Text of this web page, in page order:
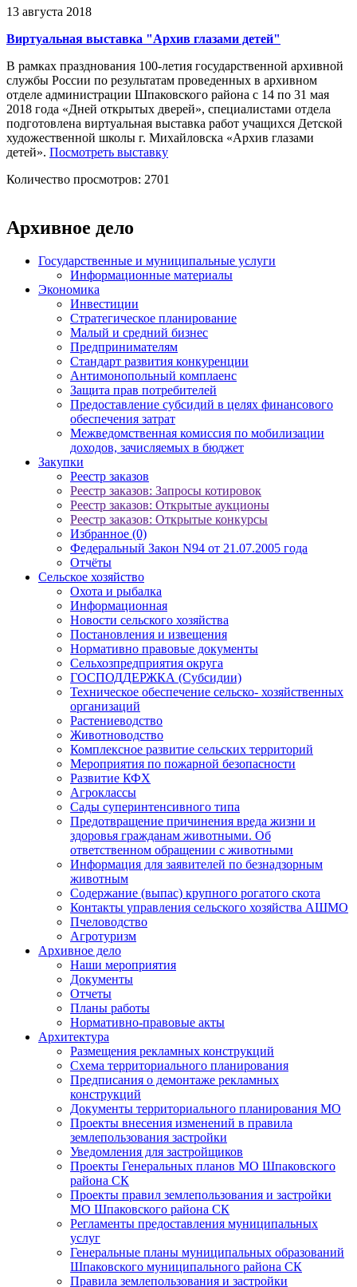
13 августа 2018
Виртуальная выставка "Архив глазами детей"
В рамках празднования 100-летия государственной архивной
службы России по результатам проведенных в архивном
отделе администрации Шпаковского района с 14 по 31 мая
2018 года «Дней открытых дверей», специалистами отдела
подготовлена виртуальная выставка работ учащихся Детской
художественной школы г. Михайловска «Архив глазами
детей». Посмотреть выставку
Количество просмотров: 2701
Архивное дело
Государственные и муниципальные услуги
Информационные материалы
Экономика
Инвестиции
Стратегическое планирование
Малый и средний бизнес
Предпринимателям
Стандарт развития конкуренции
Антимонопольный комплаенс
Защита прав потребителей
Предоставление субсидий в целях финансового
обеспечения затрат
Межведомственная комиссия по мобилизации
доходов, зачисляемых в бюджет
Закупки
Реестр заказов
Реестр заказов: Запросы котировок
Реестр заказов: Открытые аукционы
Реестр заказов: Открытые конкурсы
Избранное (0)
Федеральный Закон N94 от 21.07.2005 года
Отчёты
Сельское хозяйство
Охота и рыбалка
Информационная
Новости сельского хозяйства
Постановления и извещения
Нормативно правовые документы
Сельхозпредприятия округа
ГОСПОДДЕРЖКА (Субсидии)
Техническое обеспечение сельско- хозяйственных
организаций
Растениеводство
Животноводство
Комплексное развитие сельских территорий
Мероприятия по пожарной безопасности
Развитие КФХ
Агроклассы
Сады суперинтенсивного типа
Предотвращение причинения вреда жизни и
здоровья гражданам животными. Об
ответственном обращении с животными
Информация для заявителей по безнадзорным
животным
Содержание (выпас) крупного рогатого скота
Контакты управления сельского хозяйства АШМО
Пчеловодство
Агротуризм
Архивное дело
Наши мероприятия
Документы
Отчеты
Планы работы
Нормативно-правовые акты
Архитектура
Размещения рекламных конструкций
Схема территориального планирования
Предписания о демонтаже рекламных
конструкций
Документы территориального планирования МО
Проекты внесения изменений в правила
землепользования застройки
Уведомления для застройщиков
Проекты Генеральных планов МО Шпаковского
района СК
Проекты правил землепользования и застройки
МО Шпаковского района СК
Регламенты предоставления муниципальных
услуг
Генеральные планы муниципальных образований
Шпаковского муниципального района СК
Правила землепользования и застройки